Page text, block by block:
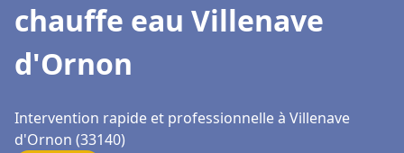
chauffe eau Villenave
d'Ornon
Intervention rapide et professionnelle à Villenave
d'Ornon (33140)